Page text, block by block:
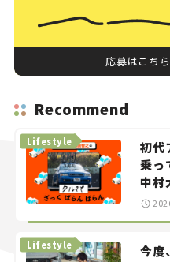
応募はこちら
Recommend
初代
乗っ
中村
智之
Lifestyle
今度
Lifestyle